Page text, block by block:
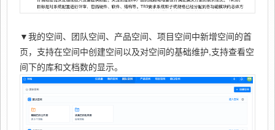
▼我的空间、团队空间、产品空间、项目空间中新增空间的首
页，支持在空间中创建空间以及对空间的基础维护,支持查看空
间下的库和文档数的显示。